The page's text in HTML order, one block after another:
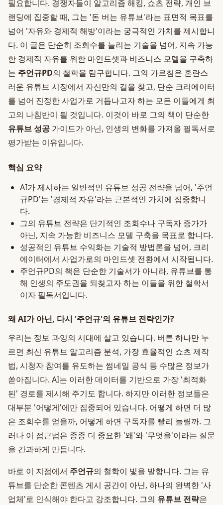
필요합니다. 경쟁자들이 알고리즘 해킹, 쇼츠 전략, 개인 브
랜딩에 집중할 때, 그는 '돈 버는 유튜브'라는 표면적 목표를
넘어 '자유와 경제적 해방'이라는 궁극적인 가치를 제시합니
다. 이 글은 단순히 조회수를 늘리는 기술을 넘어, 지속 가능
한 경제적 자유를 위한 마인드셋과 비즈니스 모델을 구축하
는 주언규PD의 철학을 탐구합니다. 그의 가르침은 혼란스
러운 유튜브 시장에서 자신만의 길을 찾고, 단순 크리에이터
를 넘어 진정한 사업가로 거듭나고자 하는 모든 이들에게 최
고의 나침반이 될 것입니다. 이것이 바로 그의 책이 단순한
유튜브 성공 가이드가 아닌, 인생의 변화를 가져올 필독서로
평가받는 이유입니다.
핵심 요약
AI가 제시하는 일반적인 유튜브 성공 전략을 넘어, '주언
규PD'는 '경제적 자유'라는 근본적인 가치에 집중합니
다.
그의 유튜브 전략은 단기적인 조회수나 구독자 증가가
아닌, 지속 가능한 비즈니스 모델 구축을 목표로 합니다.
성공적인 유튜브 수익화는 기술적 방법론을 넘어, 크리
에이터에서 사업가로의 마인드셋 전환에서 시작됩니다.
주언규PD의 책은 단순한 기술서가 아니라, 유튜브를 통
해 인생의 주도권을 되찾고자 하는 이들을 위한 철학서
이자 필독서입니다.
왜 AI가 아닌, 다시 '주언규'의 유튜브 전략인가?
우리는 정보 과잉의 시대에 살고 있습니다. 버튼 하나만 누
르면 최신 유튜브 알고리즘 분석, 가장 효율적인 쇼츠 제작
법, 시청자 참여를 유도하는 썸네일 공식 등 수많은 정보가
쏟아집니다. AI는 이러한 데이터를 기반으로 가장 '최적화
된' 경로를 제시해 주기도 합니다. 하지만 이러한 정보들은
대부분 '어떻게'에만 집중되어 있습니다. 어떻게 하면 더 많
은 조회수를 얻을까, 어떻게 하면 구독자를 빨리 늘릴까. 그
러나 이 접근법은 종종 더 중요한 '왜'와 '무엇을'이라는 질문
을 간과하게 만듭니다.
바로 이 지점에서 주언규의 철학이 빛을 발합니다. 그는 유
튜브를 단순한 콘텐츠 게시 공간이 아닌, 하나의 완벽한 '사
업체'로 인식해야 한다고 강조합니다. 그의 유튜브 전략은